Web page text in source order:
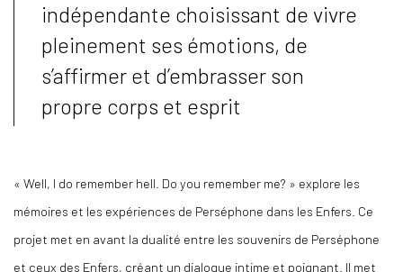
indépendante choisissant de vivre
pleinement ses émotions, de
s’affirmer et d’embrasser son
propre corps et esprit
« Well, I do remember hell. Do you remember me? » explore les
mémoires et les expériences de Perséphone dans les Enfers. Ce
projet met en avant la dualité entre les souvenirs de Perséphone
et ceux des Enfers, créant un dialogue intime et poignant. Il met